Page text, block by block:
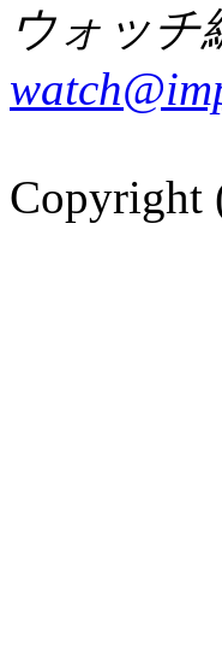
ウォッチ
Copyright